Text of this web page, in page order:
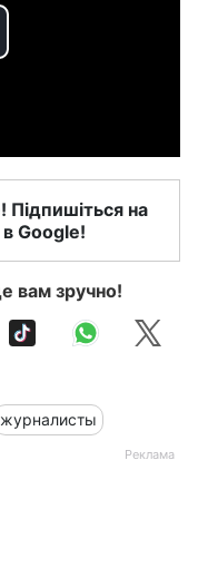
Підпишіться на
Google!
вам зручно!
журналисты